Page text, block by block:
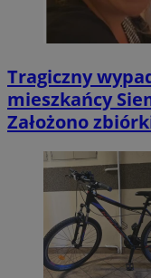
Tragiczny
mieszkańcy
Założono